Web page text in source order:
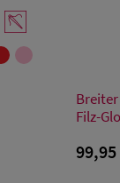
Filz-
99,95